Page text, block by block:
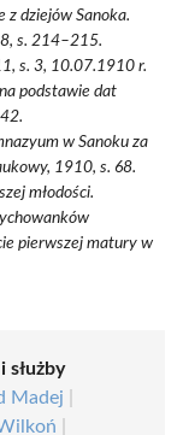
z dziejów Sanoka.
s. 214–215.
s. 3, 10.07.1910 r.
podstawie dat
w Sanoku za
1910, s. 68.
młodości.
pierwszej matury w
służby
Madej